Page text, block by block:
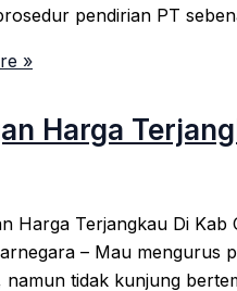
pendirian PT
»
Harga
Harga Terjangkau Di
– Mau mengurus
tidak kunjung